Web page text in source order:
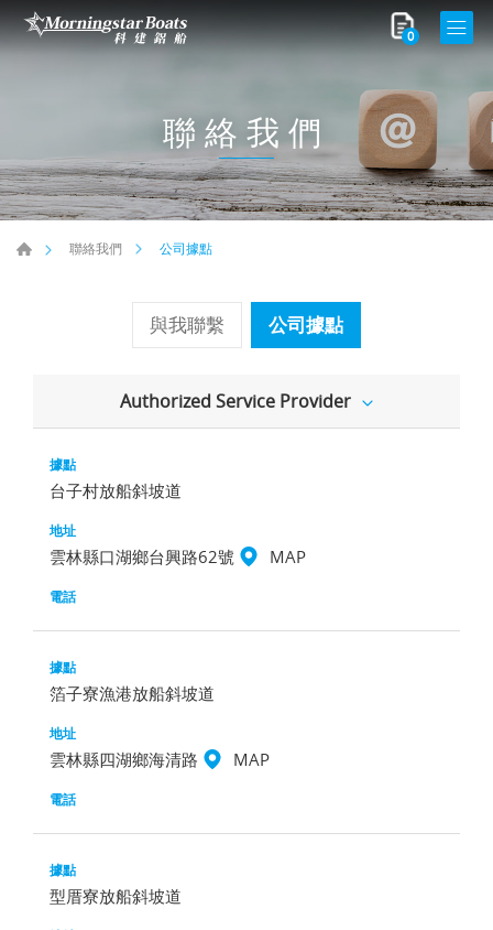
0
聯絡我們
聯絡我們 公司據點
與我聯繫 公司據點
Authorized Service Provider
台子村放船斜坡道
雲林縣口湖鄉台興路62號 MAP
箔子寮漁港放船斜坡道
雲林縣四湖鄉海清路 MAP
型厝寮放船斜坡道